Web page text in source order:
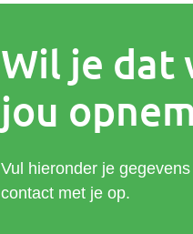
Wil je dat
jou
Vul hieronder je
contact met je op.